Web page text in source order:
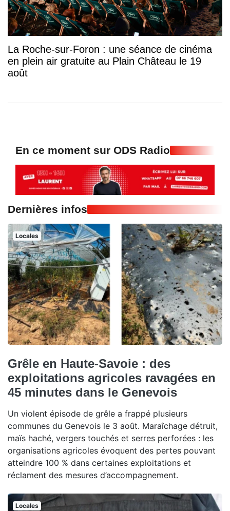
La Roche-sur-Foron : une séance de cinéma
en plein air gratuite au Plain Château le 19
août
En ce moment sur ODS Radio
Dernières infos
Locales
Grêle en Haute-Savoie : des
exploitations agricoles ravagées en
45 minutes dans le Genevois
Un violent épisode de grêle a frappé plusieurs
communes du Genevois le 3 août. Maraîchage détruit,
maïs haché, vergers touchés et serres perforées : les
organisations agricoles évoquent des pertes pouvant
atteindre 100 % dans certaines exploitations et
réclament des mesures d’accompagnement.
Locales